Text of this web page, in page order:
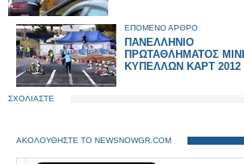
ΕΠΟΜΕΝΟ ΑΡΘΡΟ
ΠΑΝΕΛΛΗΝΙΟ
ΠΡΩΤΑΘΛΗΜΑΤΟΣ
ΚΥΠΕΛΛΩΝ ΚΑΡΤ 2012
ΣΧΟΛΙΑΣΤΕ
ΑΚΟΛΟΥΘΗΣΤΕ ΤΟ NEWSNOWGR.COM